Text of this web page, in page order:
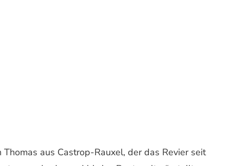
aus Castrop-Rauxel, der das Revier seit